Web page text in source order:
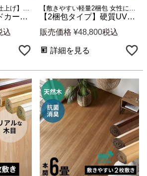
【硬くて丈夫な化粧板仕上げ】江戸間3畳用ウッドカーペット
ヴィンテージウッドカーペット PJ-40シリーズ 江戸間3畳用 約175×260cm 1梱包タイプ [cpt-pj-45-e30]
込
【敷きやすい軽量2梱包 女性にオススメ】【天然木＆丈夫な硬質UV塗装】江戸間6畳用ウッドカーペット(約260x350cm)安心の低ホルマリン フローリングカーペット ウッドカーペット6畳
【2梱包タイプ】硬質UV塗装ウッドカーペットCS-00 抗菌・消臭シリーズ エコキメラ 江戸間6畳用約260×350cm
販売価格 ¥48,800税込
詳細を見る